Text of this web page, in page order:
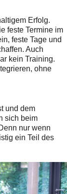
Erfolg.
feste Termine im
feste Tage und
Auch
kein Training.
ohne
und dem
sich beim
nur wenn
ein Teil des